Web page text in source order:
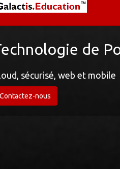
de
sécurisé, web et mobile
Contactez-nous